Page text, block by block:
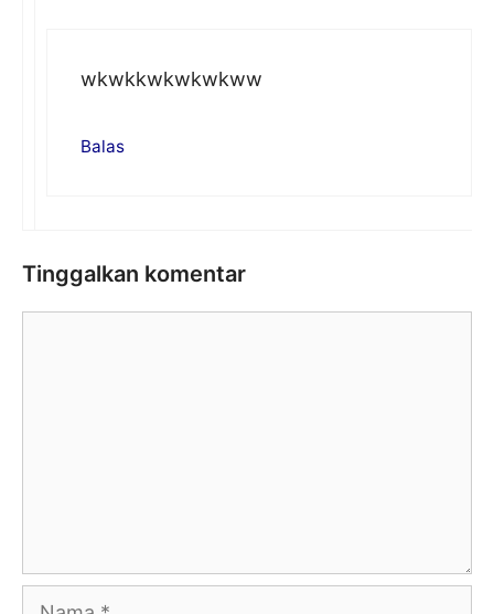
wkwkkwkwkwkww
Balas
Tinggalkan komentar
Nama